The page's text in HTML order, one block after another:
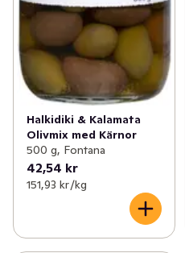
Halkidiki & Kalamata
Olivmix med Kärnor
500 g, Fontana
42,54 kr
151,93 kr /kg